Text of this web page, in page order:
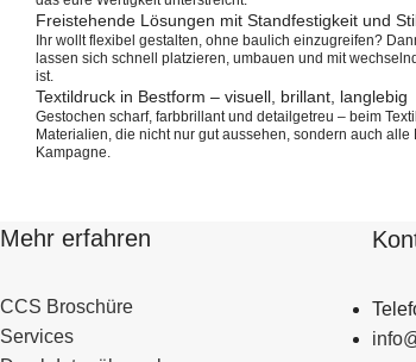
Freistehende Lösungen mit Standfestigkeit und
Ihr wollt flexibel gestalten, ohne baulich einzugreifen?
lassen sich schnell platzieren, umbauen und mit
ist.
Textildruck in Bestform – visuell, brillant, langlebig
Gestochen scharf, farbbrillant und detailgetreu – beim
Materialien, die nicht nur gut aussehen, sondern auch
Kampagne.
Mehr erfahren
CCS Broschüre
Services